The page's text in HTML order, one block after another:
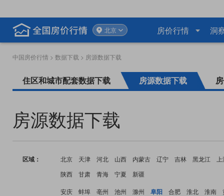
北京 房价行情 洞
中国房价行情 > 数据下载 > 房源数据下载
住区和城市配套数据下载 房源数据下载
房源数据下载
区域： 北京 天津 河北 山西 内蒙古 辽宁 吉林 黑龙江
陕西
甘肃 青海 宁夏 新疆
安庆 蚌埠 亳州 池州 滁州 阜阳 合肥 淮北 淮南